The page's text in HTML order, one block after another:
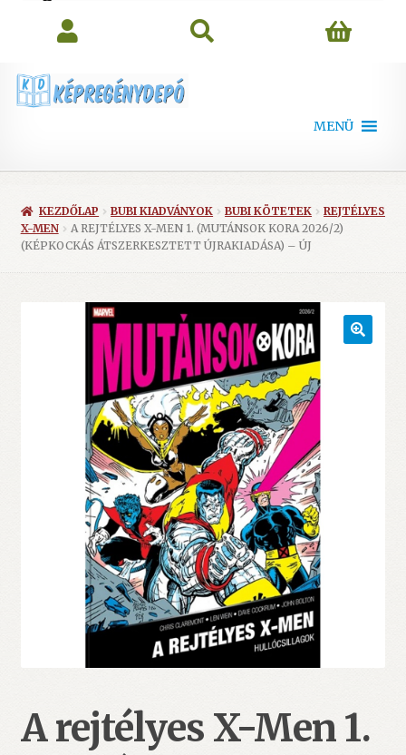
MENÜ
KEZDŐLAP BUBI KIADVÁNYOK BUBI KÖTETEK
REJTÉLYES
X-MEN
A REJTÉLYES X-MEN 1. (MUTÁNSOK KORA 2026/2)
(KÉPKOCKÁS ÁTSZERKESZTETT ÚJRAKIADÁSA) – ÚJ
A rejtélyes X-Men 1.